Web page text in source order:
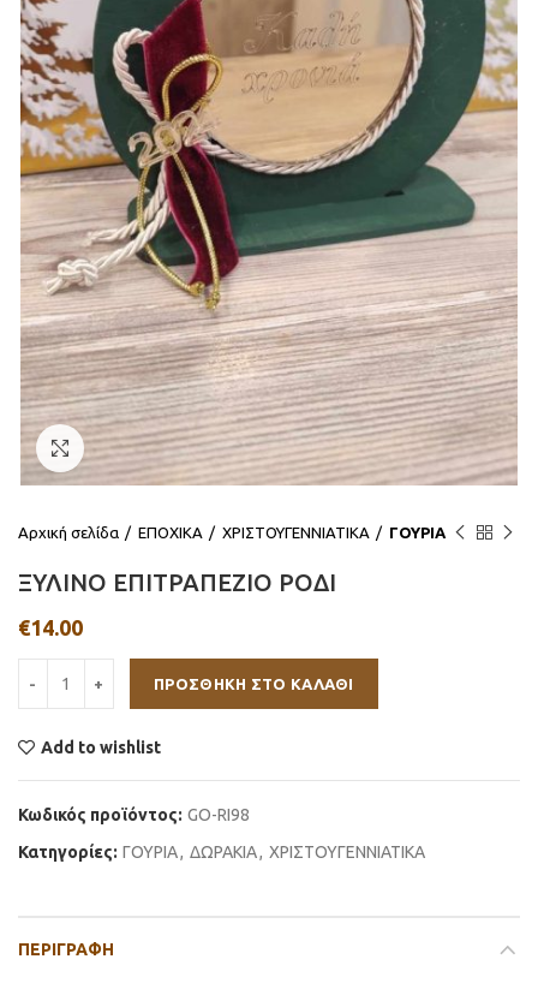
Click to enlarge
Αρχική σελίδα ΕΠΟΧΙΚΑ ΧΡΙΣΤΟΥΓΕΝΝΙΑΤΙΚΑ ΓΟΥΡΙΑ
ΞΥΛΙΝΟ ΕΠΙΤΡΑΠΕΖΙΟ ΡΟΔΙ
€14.00
ΠΡΟΣΘΉΚΗ ΣΤΟ ΚΑΛΆΘΙ
Add to wishlist
Κωδικός προϊόντος: GO-RI98
Κατηγορίες: ΓΟΥΡΙΑ, ΔΩΡΑΚΙΑ, ΧΡΙΣΤΟΥΓΕΝΝΙΑΤΙΚΑ
ΠΕΡΙΓΡΑΦΉ